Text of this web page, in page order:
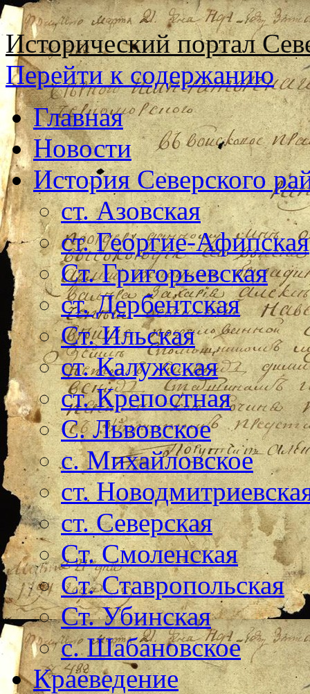
Исторический портал
Перейти к содержанию
Главная
Новости
История Северского
ст. Азовская
ст. Георгие-Афипская
Ст. Григорьевская
ст. Дербентская
Ст. Ильская
ст. Калужская
ст. Крепостная
С. Львовское
с. Михайловское
ст.
ст. Северская
Ст. Смоленская
Ст. Ставропольская
Ст. Убинская
с. Шабановское
Краеведение